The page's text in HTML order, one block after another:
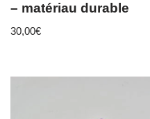
– matériau durable
30,00€